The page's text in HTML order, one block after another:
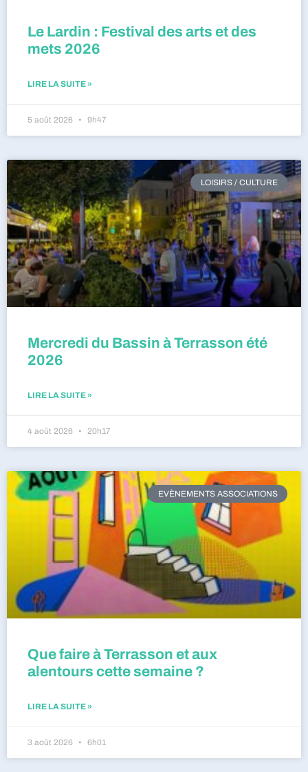
Le Lardin : Festival des arts et des
mets 2026
LIRE LA SUITE »
5 août 2026 9h47
LOISIRS / CULTURE
Mercredi du Bassin à Terrasson été
2026
LIRE LA SUITE »
4 août 2026 20h17
EVÈNEMENTS ASSOCIATIONS
Que faire à Terrasson et aux
alentours cette semaine ?
LIRE LA SUITE »
3 août 2026 6h01